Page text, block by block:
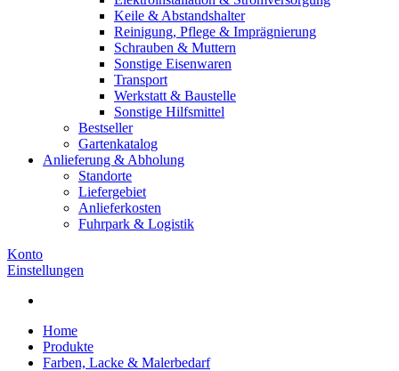
Keile & Abstandshalter
Reinigung, Pflege & Imprägnierung
Schrauben & Muttern
Sonstige Eisenwaren
Transport
Werkstatt & Baustelle
Sonstige Hilfsmittel
Bestseller
Gartenkatalog
Anlieferung & Abholung
Standorte
Liefergebiet
Anlieferkosten
Fuhrpark & Logistik
Konto
Einstellungen
Home
Produkte
Farben, Lacke & Malerbedarf